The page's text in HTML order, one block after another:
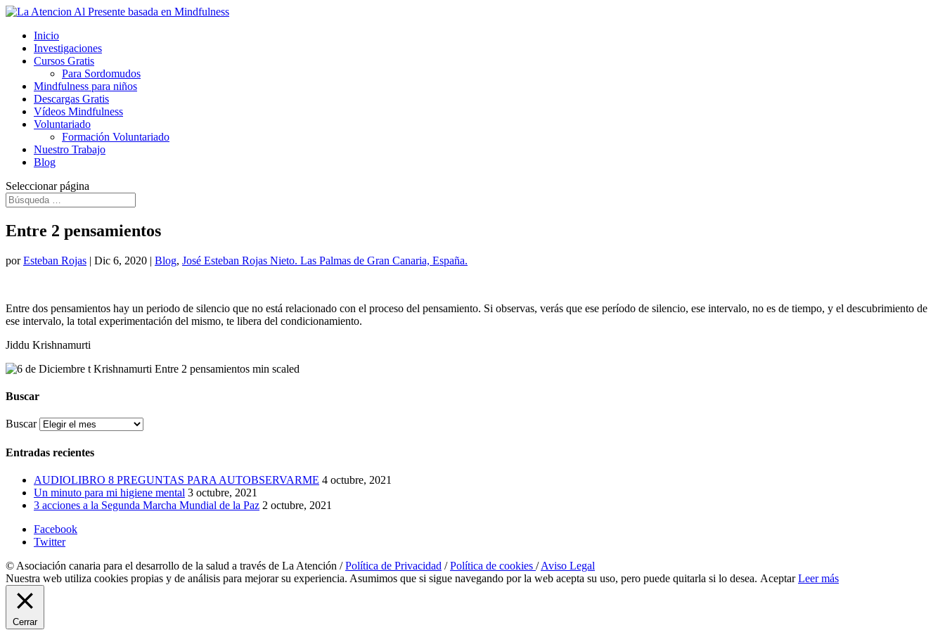
Inicio
Investigaciones
Cursos Gratis
Para Sordomudos
Mindfulness para niños
Descargas Gratis
Vídeos Mindfulness
Voluntariado
Formación Voluntariado
Nuestro Trabajo
Blog
Seleccionar página
Entre 2 pensamientos
porEsteban Rojas | Dic 6, 2020 | Blog, José Esteban Rojas Nieto. Las Palmas de Gran Canaria, España.
Entre dos pensamientos hay un periodo de silencio que no está relacionado con el proceso del pensamiento. Si observas, verás que ese período de silencio, ese intervalo, no es de tiempo, y el descubrimiento de
ese intervalo, la total experimentación del mismo, te libera del condicionamiento.
Jiddu Krishnamurti
Buscar
Buscar
Entradas recientes
AUDIOLIBRO 8 PREGUNTAS PARA AUTOBSERVARME 4 octubre, 2021
Un minuto para mi higiene mental 3 octubre, 2021
3 acciones a la Segunda Marcha Mundial de la Paz 2 octubre, 2021
Facebook
Twitter
© Asociación canaria para el desarrollo de la salud a través de La Atención /Política de Privacidad /Política de cookies /Aviso Legal
Nuestra web utiliza cookies propias y de análisis para mejorar su experiencia. Asumimos que si sigue navegando por la web acepta su uso, pero puede quitarla si lo desea. Aceptar Leer más
Cerrar